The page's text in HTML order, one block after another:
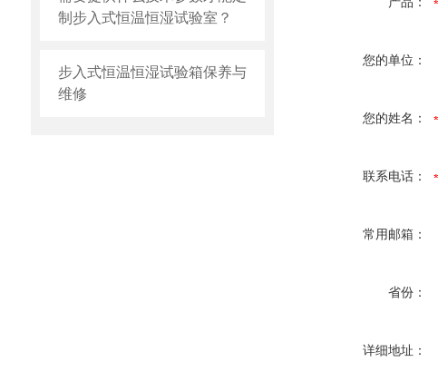
您的单位：
您的姓名：
联系电话：
常用邮箱：
省份：
详细地址：
制步入式恒温恒湿试验室？
步入式恒温恒湿试验箱保养与
维修